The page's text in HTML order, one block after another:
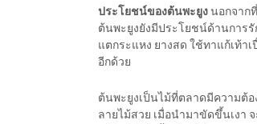
ประโยชน์ของต้นพะยูงนอกจาก
ต้นพะยูงยังมีประโยชน์ด้านการรั
แตกระแหง ยางสด ใช้ทาแก้เท้า
อีกด้วย
ต้นพะยูงเป็นไม้ที่ตลาดมีความต้อ
ลายไม้สวย เมื่อนำมาขัดขึ้นเงา